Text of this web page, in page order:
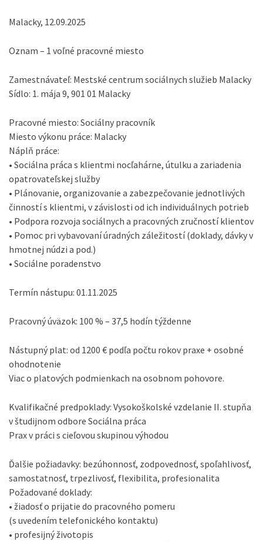
Malacky, 12.09.2025
Oznam – 1 voľné pracovné miesto
Zamestnávateľ: Mestské centrum sociálnych služieb Malacky
Sídlo: 1. mája 9, 901 01 Malacky
Pracovné miesto: Sociálny pracovník
Miesto výkonu práce: Malacky
Náplň práce:
• Sociálna práca s klientmi nocľahárne, útulku a zariadenia
opatrovateľskej služby
• Plánovanie, organizovanie a zabezpečovanie jednotlivých
činností s klientmi, v závislosti od ich individuálnych potrieb
• Podpora rozvoja sociálnych a pracovných zručností klientov
• Pomoc pri vybavovaní úradných záležitostí (doklady, dávky v
hmotnej núdzi a pod.)
• Sociálne poradenstvo
Termín nástupu: 01.11.2025
Pracovný úväzok: 100 % – 37,5 hodín týždenne
Nástupný plat: od 1200 € podľa počtu rokov praxe + osobné
ohodnotenie
Viac o platových podmienkach na osobnom pohovore.
Kvalifikačné predpoklady: Vysokoškolské vzdelanie II. stupňa
v študijnom odbore Sociálna práca
Prax v práci s cieľovou skupinou výhodou
Ďalšie požiadavky: bezúhonnosť, zodpovednosť, spoľahlivosť,
samostatnosť, trpezlivosť, flexibilita, profesionalita
Požadované doklady:
• žiadosť o prijatie do pracovného pomeru
(s uvedením telefonického kontaktu)
• profesijný životopis